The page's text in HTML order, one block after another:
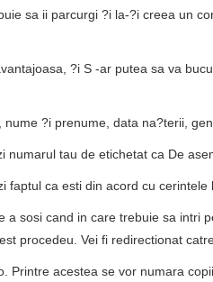
sa ii parcurgi ?i la-?i creea un
?i S -ar putea sa va
?i prenume, data na?terii,
numarul tau de etichetat ca De
ca esti din acord cu
sosi cand in care trebuie sa
procedeu. Vei fi redirectionat
Printre acestea se vor numara